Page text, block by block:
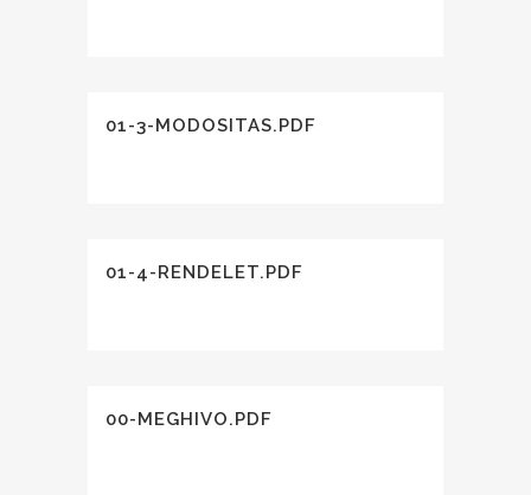
01-3-MODOSITAS.PDF
01-4-RENDELET.PDF
00-MEGHIVO.PDF